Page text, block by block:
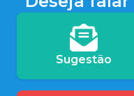
Sugestão